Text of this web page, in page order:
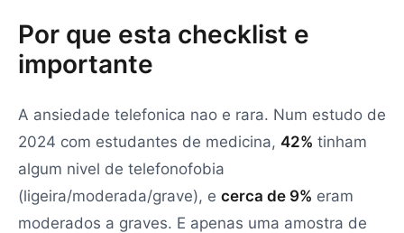
Por que esta checklist e
importante
A ansiedade telefonica nao e rara. Num estudo de
2024 com estudantes de medicina, 42% tinham
algum nivel de telefonofobia
(ligeira/moderada/grave), e cerca de 9% eram
moderados a graves. E apenas uma amostra de